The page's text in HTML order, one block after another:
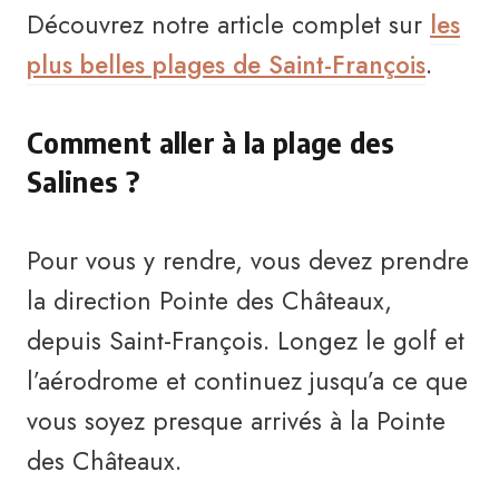
Découvrez notre article complet sur les
plus belles plages de Saint-François.
Comment aller à la plage des
Salines ?
Pour vous y rendre, vous devez prendre
la direction Pointe des Châteaux,
depuis Saint-François. Longez le golf et
l’aérodrome et continuez jusqu’a ce que
vous soyez presque arrivés à la Pointe
des Châteaux.